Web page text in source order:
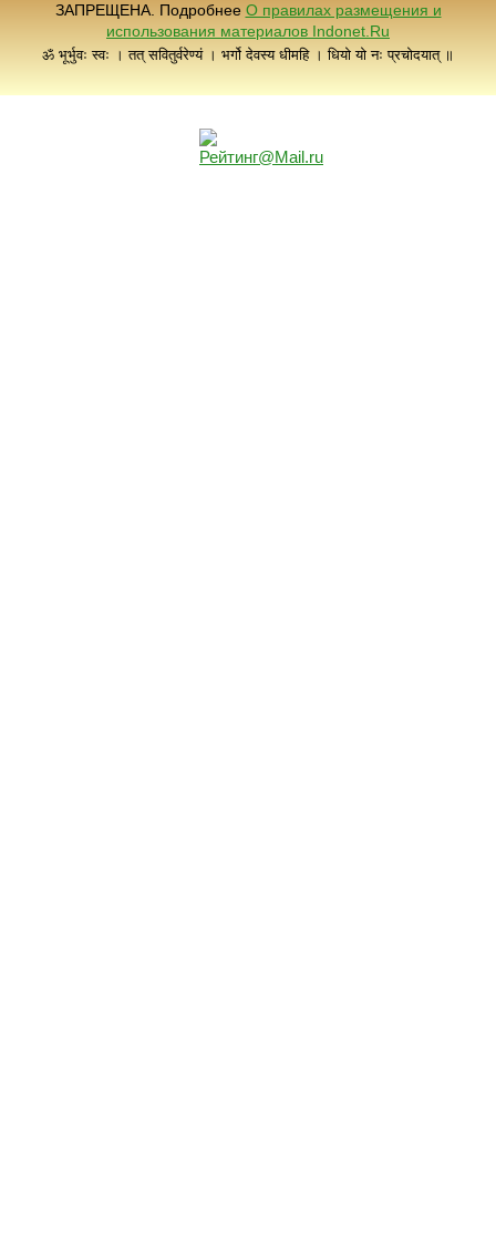
ЗАПРЕЩЕНА. Подробнее О правилах размещения и
использования материалов Indonet.Ru
ॐ भूर्भुवः स्वः । तत् सवितुर्वरेण्यं । भर्गो देवस्य धीमहि । धियो यो नः प्रचोदयात् ॥